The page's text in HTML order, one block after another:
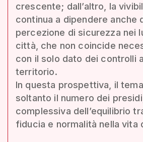
crescente; dall’altro, la
continua a dipendere anche
percezione di sicurezza nei
città, che non coincide
con il solo dato dei controlli
territorio.
In questa prospettiva, il
soltanto il numero dei
complessiva dell’equilibrio
fiducia e normalità nella vita